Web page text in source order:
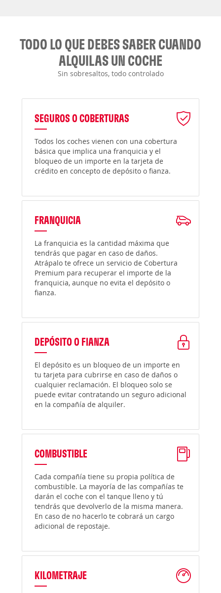
TODO LO QUE DEBES SABER CUANDO
ALQUILAS UN COCHE
Sin sobresaltos, todo controlado
SEGUROS O COBERTURAS
Todos los coches vienen con una cobertura
básica que implica una franquicia y el
bloqueo de un importe en la tarjeta de
crédito en concepto de depósito o fianza.
FRANQUICIA
La franquicia es la cantidad máxima que
tendrás que pagar en caso de daños.
Atrápalo te ofrece un servicio de Cobertura
Premium para recuperar el importe de la
franquicia, aunque no evita el depósito o
fianza.
DEPÓSITO O FIANZA
El depósito es un bloqueo de un importe en
tu tarjeta para cubrirse en caso de daños o
cualquier reclamación. El bloqueo solo se
puede evitar contratando un seguro adicional
en la compañía de alquiler.
COMBUSTIBLE
Cada compañía tiene su propia política de
combustible. La mayoría de las compañías te
darán el coche con el tanque lleno y tú
tendrás que devolverlo de la misma manera.
En caso de no hacerlo te cobrará un cargo
adicional de repostaje.
KILOMETRAJE